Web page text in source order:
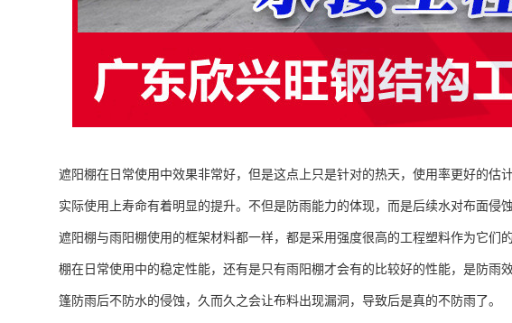
遮阳棚在日常使用中效果非常好，但是这点上只是针对的热天，使用率更好的估
实际使用上寿命有着明显的提升。不但是防雨能力的体现，而是后续水对布面侵
遮阳棚与雨阳棚使用的框架材料都一样，都是采用强度很高的工程塑料作为它们
棚在日常使用中的稳定性能，还有是只有雨阳棚才会有的比较好的性能，是防雨
篷防雨后不防水的侵蚀，久而久之会让布料出现漏洞，导致后是真的不防雨了。